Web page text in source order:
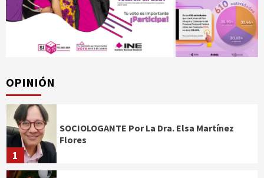
OPINIÓN
1
SOCIOLOGANTE Por La Dra. Elsa Martínez
Flores